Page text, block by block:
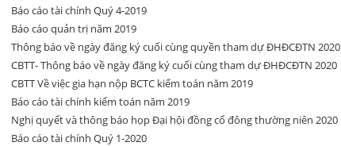
Báo cáo tài chính Quý 4-2019
Báo cáo quản trị năm 2019
Thông báo về ngày đăng ký cuối cùng quyền tham dự ĐHĐCĐTN 2020
CBTT- Thông báo về ngày đăng ký cuối cùng tham dự ĐHĐCĐTN 2020
CBTT Về việc gia hạn nộp BCTC kiểm toán năm 2019
Báo cáo tài chính kiếm toán năm 2019
Nghị quyết và thông báo họp Đại hội đồng cổ đông thường niên 2020
Báo cáo tài chính Quý 1-2020